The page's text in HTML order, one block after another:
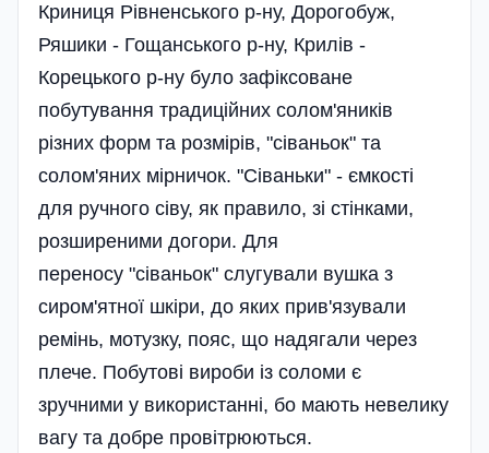
Криниця Рівненського р-ну, Дорогобуж,
Ряшики - Гощанського р-ну, Крилів -
Корецького р-ну було зафіксоване
побутування традиційних солом'яників
різних форм та розмірів, "сіваньок" та
солом'яних мірничок. "Сіваньки" - ємкості
для ручного сіву, як правило, зі стінками,
розширеними догори. Для
переносу "сіваньок" слугували вушка з
сиром'ятної шкіри, до яких прив'язували
ремінь, мотузку, пояс, що надягали через
плече. Побутові вироби із соломи є
зручними у використанні, бо мають невелику
вагу та добре провітрюються.